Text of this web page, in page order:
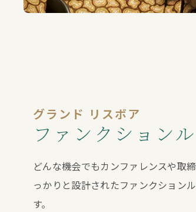
グランド リスボア
ファンクション
どんな機会でもカンファレンスや取
っかりと設計されたファンクション
す。